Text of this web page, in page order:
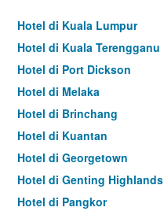
Hotel di Kuala Lumpur
Hotel di Kuala Terengganu
Hotel di Port Dickson
Hotel di Melaka
Hotel di Brinchang
Hotel di Kuantan
Hotel di Georgetown
Hotel di Genting Highlands
Hotel di Pangkor